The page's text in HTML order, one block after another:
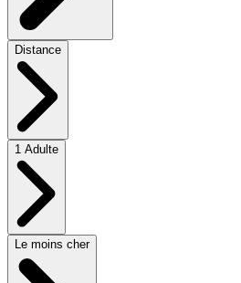
Distance
1 Adulte
Le moins cher